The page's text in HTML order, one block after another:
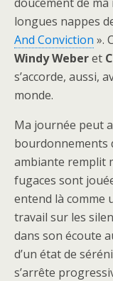
longues nappes
And Conviction ».
Windy Weberet
s’accorde, aussi,
monde.
Ma journée peut
bourdonnements
ambiante remplit
fugaces sont
entend là comme
travail sur les
dans son écoute
d’un état de
s’arrête